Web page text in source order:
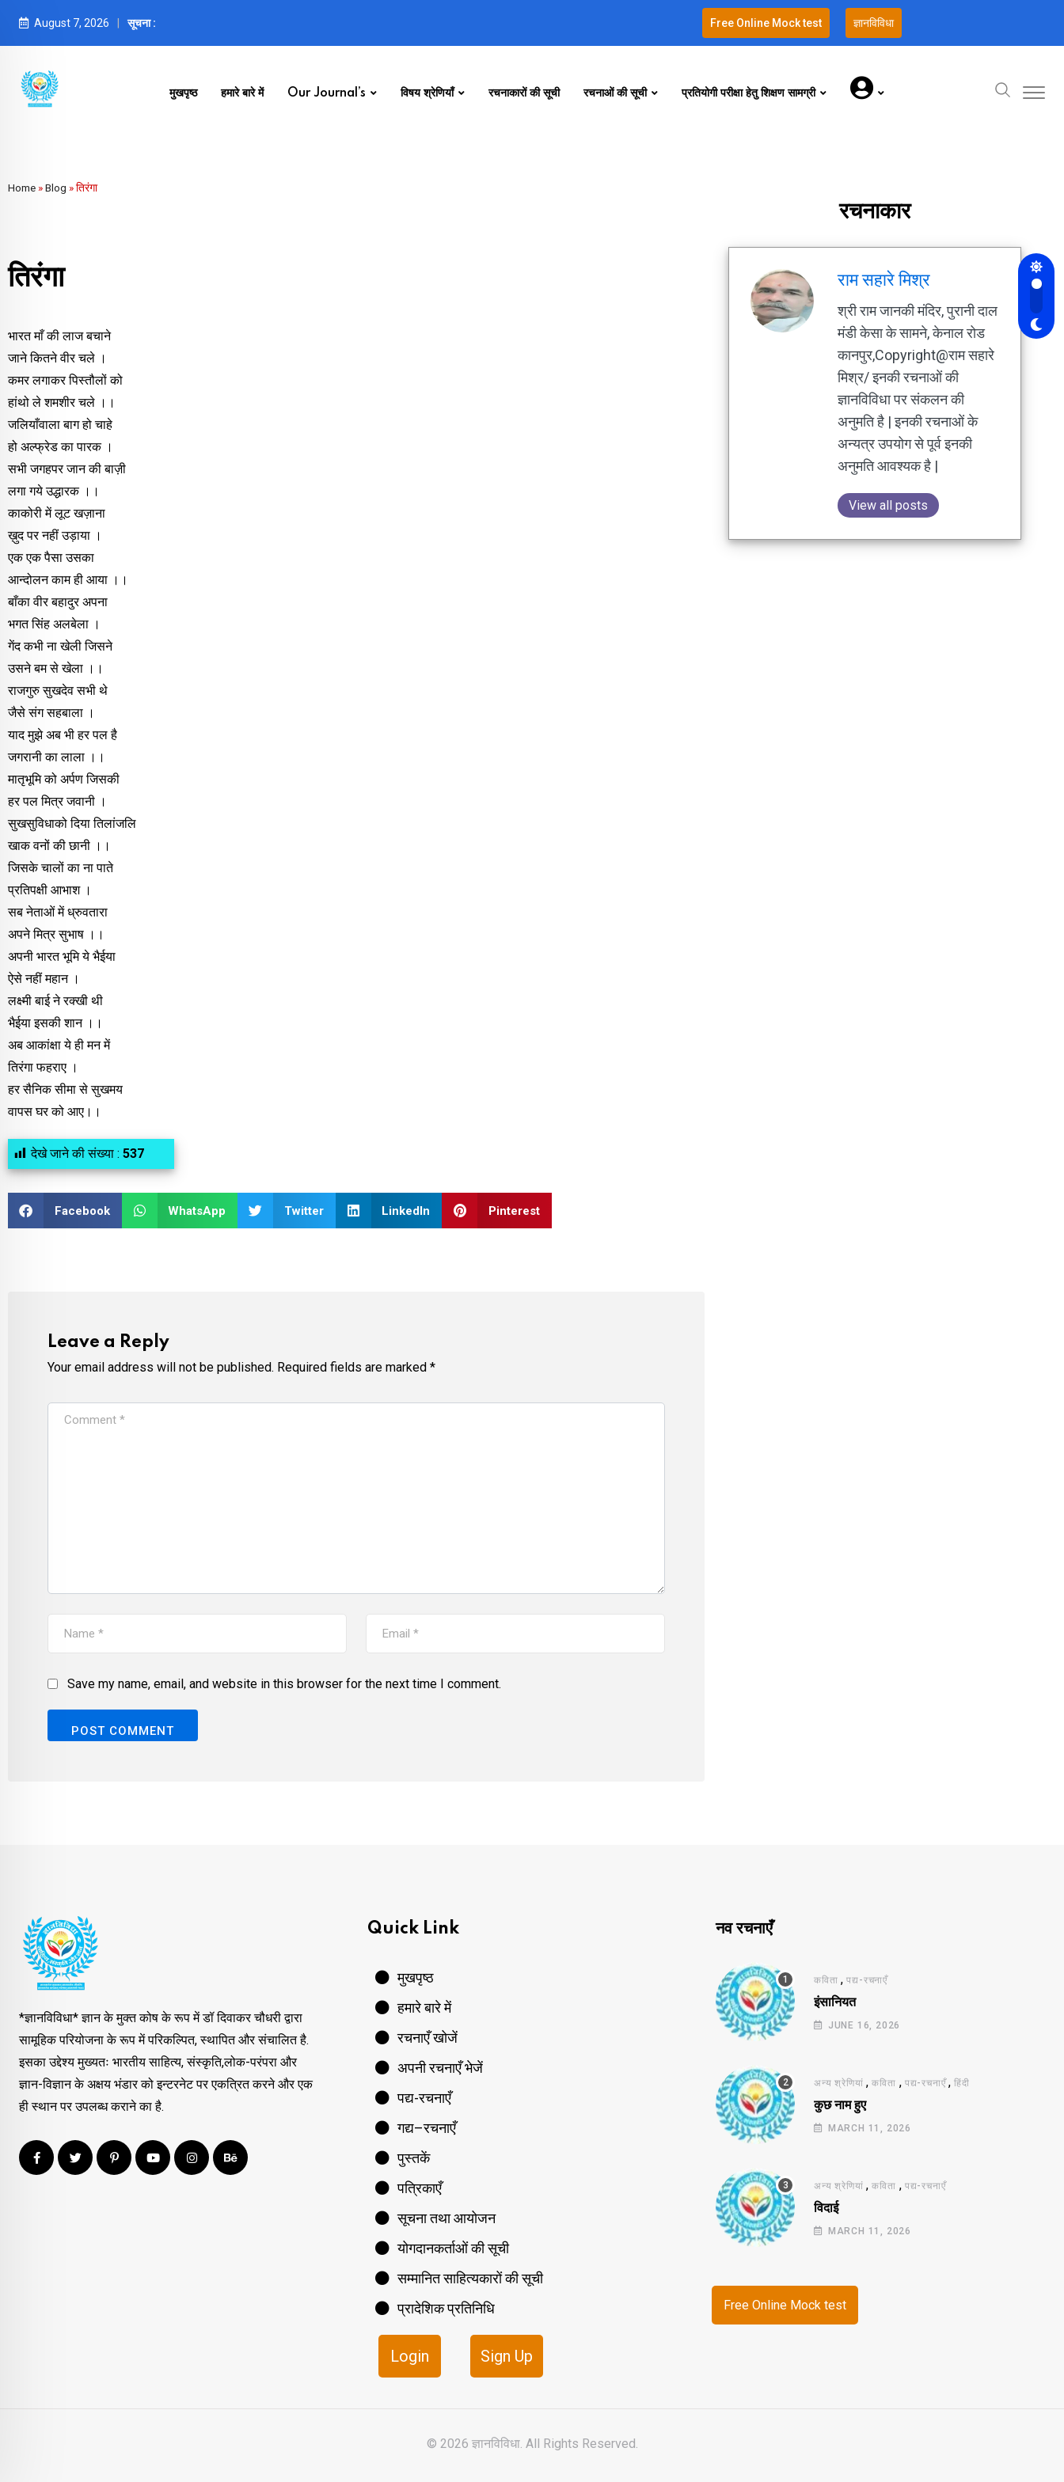
August 7, 2026 सूचना : Free Online Mock test ज्ञानविविधा
मुखपृष्ठ हमारे बारे में Our Journal’s विषय श्रेणियाँ रचनाकारों की सूची रचनाओं की सूची प्रतियोगी परीक्षा हेतु शिक्षण सामग्री
Home »Blog »तिरंगा
तिरंगा
भारत माँ की लाज बचाने
जाने कितने वीर चले ।
कमर लगाकर पिस्तौलों को
हांथो ले शमशीर चले ।।
जलियाँवाला बाग हो चाहे
हो अल्फ्रेड का पारक ।
सभी जगहपर जान की बाज़ी
लगा गये उद्धारक ।।
काकोरी में लूट खज़ाना
ख़ुद पर नहीं उड़ाया ।
एक एक पैसा उसका
आन्दोलन काम ही आया ।।
बाँका वीर बहादुर अपना
भगत सिंह अलबेला ।
गेंद कभी ना खेली जिसने
उसने बम से खेला ।।
राजगुरु सुखदेव सभी थे
जैसे संग सहबाला ।
याद मुझे अब भी हर पल है
जगरानी का लाला ।।
मातृभूमि को अर्पण जिसकी
हर पल मित्र जवानी ।
सुखसुविधाको दिया तिलांजलि
खाक वनों की छानी ।।
जिसके चालों का ना पाते
प्रतिपक्षी आभाश ।
सब नेताओं में ध्रुवतारा
अपने मित्र सुभाष ।।
अपनी भारत भूमि ये भैईया
ऐसे नहीं महान ।
लक्ष्मी बाई ने रक्खी थी
भैईया इसकी शान ।।
अब आकांक्षा ये ही मन में
तिरंगा फहराए ।
हर सैनिक सीमा से सुखमय
वापस घर को आए।।
देखे जाने की संख्या : 537
Facebook WhatsApp Twitter LinkedIn Pinterest
Leave a Reply
Your email address will not be published. Required fields are marked *
Save my name, email, and website in this browser for the next time I comment.
रचनाकार
राम सहारे मिश्र
श्री राम जानकी मंदिर, पुरानी दाल
मंडी केसा के सामने, केनाल रोड
कानपुर,Copyright@राम सहारे
मिश्र/ इनकी रचनाओं की
ज्ञानविविधा पर संकलन की
अनुमति है | इनकी रचनाओं के
अन्यत्र उपयोग से पूर्व इनकी
अनुमति आवश्यक है |
View all posts
*ज्ञानविविधा* ज्ञान के मुक्त कोष के रूप में डॉ दिवाकर चौधरी द्वारा
सामूहिक परियोजना के रूप में परिकल्पित, स्थापित और संचालित है.
इसका उद्देश्य मुख्यतः भारतीय साहित्य, संस्कृति,लोक-परंपरा और
ज्ञान-विज्ञान के अक्षय भंडार को इन्टरनेट पर एकत्रित करने और एक
ही स्थान पर उपलब्ध कराने का है.
Quick Link
मुखपृष्ठ
हमारे बारे में
रचनाएँ खोजें
अपनी रचनाएँ भेजें
पद्य-रचनाएँ
गद्य–रचनाएँ
पुस्तकें
पत्रिकाएँ
सूचना तथा आयोजन
योगदानकर्ताओं की सूची
सम्मानित साहित्यकारों की सूची
प्रादेशिक प्रतिनिधि
Login Sign Up
नव रचनाएँ
कविता ,पद्य-रचनाएँ
इंसानियत
JUNE 16, 2026
अन्य श्रेणियां ,कविता , पद्य-रचनाएँ,हिंदी
कुछ नाम हुए
MARCH 11, 2026
अन्य श्रेणियां ,कविता , पद्य-रचनाएँ
विदाई
MARCH 11, 2026
Free Online Mock test
© 2026 ज्ञानविविधा. All Rights Reserved.